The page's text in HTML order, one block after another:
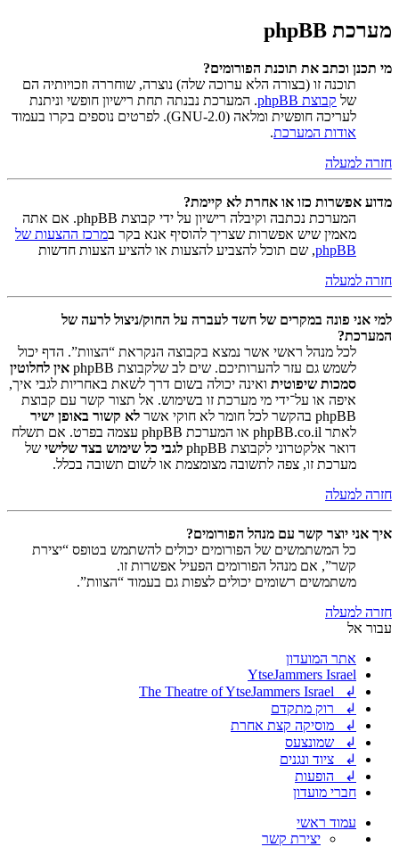
מערכת phpBB
מי תכנן וכתב את תוכנת הפורומים?
תוכנה זו (בצורה הלא ערוכה שלה) נוצרה, שוחררה וזכויותיה הם
של קבוצת phpBB
. המערכת נבנתה תחת רישיון חופשי וניתנת
לעריכה חופשית ומלאה (GNU-2.0). לפרטים נוספים בקרו בעמוד
אודות המערכת.
חזרה למעלה
מדוע אפשרות כזו או אחרת לא קיימת?
המערכת נכתבה וקיבלה רישיון על ידי קבוצת phpBB. אם אתה
מאמין שיש אפשרות שצריך להוסיף אנא בקר במרכז ההצעות של
phpBB, שם תוכל להצביע להצעות או להציע הצעות חדשות
חזרה למעלה
למי אני פונה במקרים של חשד לעברה על החוק/ניצול לרעה של
המערכת?
לכל מנהל ראשי אשר נמצא בקבוצה הנקראת “הצוות”. הדף יכול
לשמש גם עזר להערותיכם. שים לב שלקבוצת phpBB
אין לחלוטין
סמכות שיפוטית ואינה יכולה בשום דרך לשאת באחריות לגבי איך,
איפה או על־ידי מי מערכת זו בשימוש. אל תצור קשר עם קבוצת
phpBB בהקשר לכל חומר לא חוקי אשר
לא קשור באופן ישיר
לאתר phpBB.co.il או המערכת phpBB עצמה בפרט. אם תשלח
דואר אלקטרוני לקבוצת phpBB
לגבי כל שימוש בצד שלישי של
מערכת זו, צפה לתשובה מצומצמת או לשום תשובה בכלל.
חזרה למעלה
איך אני יוצר קשר עם מנהל הפורומים?
כל המשתמשים של הפורומים יכולים להשתמש בטופס “יצירת
קשר”, אם מנהל הפורומים הפעיל אפשרות זו.
משתמשים רשומים יכולים לצפות גם בעמוד “הצוות”.
חזרה למעלה
עבור אל
אתר המועדון
YtseJammers Israel
↲ The Theatre of YtseJammers Israel
↲ רוק מתקדם
↲ מוסיקה קצת אחרת
↲ שמונצעס
↲ ציוד ונגנים
↲ הופעות
חברי מועדון
עמוד ראשי
יצירת קשר